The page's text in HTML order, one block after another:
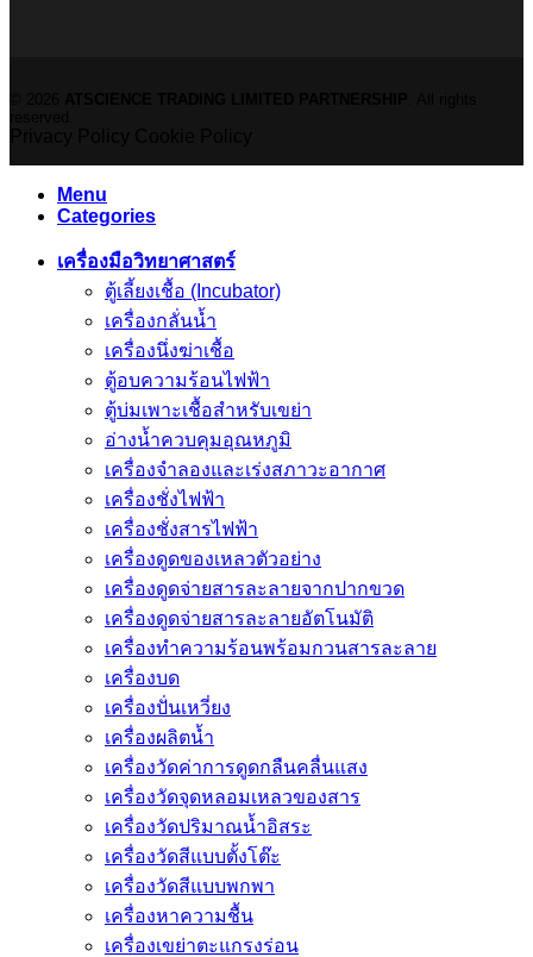
Menu
Categories
เครื่องมือวิทยาศาสตร์
ตู้เลี้ยงเชื้อ (Incubator)
เครื่องกลั่นน้ำ
เครื่องนึ่งฆ่าเชื้อ
ตู้อบความร้อนไฟฟ้า
ตู้บ่มเพาะเชื้อสำหรับเขย่า
อ่างน้ำควบคุมอุณหภูมิ
เครื่องจำลองและเร่งสภาวะอากาศ
เครื่องชั่งไฟฟ้า
เครื่องชั่งสารไฟฟ้า
เครื่องดูดของเหลวตัวอย่าง
เครื่องดูดจ่ายสารละลายจากปากขวด
เครื่องดูดจ่ายสารละลายอัตโนมัติ
เครื่องทำความร้อนพร้อมกวนสารละลาย
เครื่องบด
เครื่องปั่นเหวี่ยง
เครื่องผลิตน้ำ
เครื่องวัดค่าการดูดกลืนคลื่นแสง
เครื่องวัดจุดหลอมเหลวของสาร
เครื่องวัดปริมาณน้ำอิสระ
เครื่องวัดสีแบบตั้งโต๊ะ
เครื่องวัดสีแบบพกพา
เครื่องหาความชื้น
เครื่องเขย่าตะแกรงร่อน